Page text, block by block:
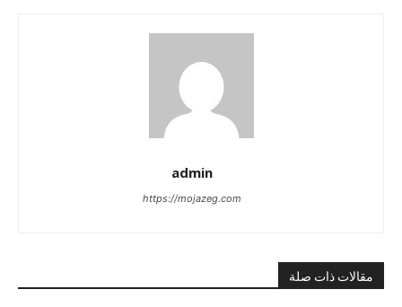
admin
https://mojazeg.com
مقالات ذات صلة